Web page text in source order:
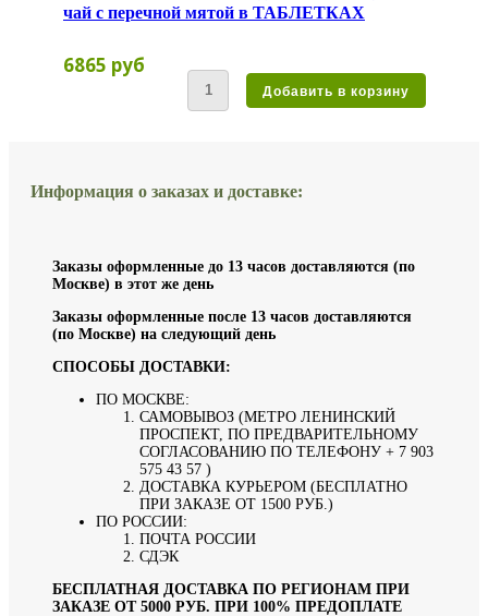
чай с перечной мятой в ТАБЛЕТКАХ
6865 руб
Информация о заказах и доставке:
Заказы оформленные до 13 часов доставляются (по
Москве) в этот же день
Заказы оформленные после 13 часов доставляются
(по Москве) на следующий день
СПОСОБЫ ДОСТАВКИ:
ПО МОСКВЕ:
САМОВЫВОЗ (МЕТРО ЛЕНИНСКИЙ
ПРОСПЕКТ, ПО ПРЕДВАРИТЕЛЬНОМУ
СОГЛАСОВАНИЮ ПО ТЕЛЕФОНУ + 7 903
575 43 57 )
ДОСТАВКА КУРЬЕРОМ (БЕСПЛАТНО
ПРИ ЗАКАЗЕ ОТ 1500 РУБ.)
ПО РОССИИ:
ПОЧТА РОССИИ
СДЭК
БЕСПЛАТНАЯ ДОСТАВКА ПО РЕГИОНАМ ПРИ
ЗАКАЗЕ ОТ 5000 РУБ. ПРИ 100% ПРЕДОПЛАТЕ